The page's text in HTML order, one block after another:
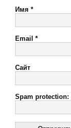
Имя *
Email *
Сайт
Spam protection: